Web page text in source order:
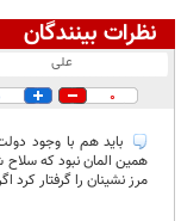
نظرات بینندگان
در انتظار بررسی:
علی
0
باید هم با وجود
همین المان نبود که سلاح
مرز نشینان را گرفتار کرد